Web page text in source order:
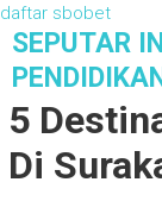
daftar sbobet
SEPUTAR
5
Di